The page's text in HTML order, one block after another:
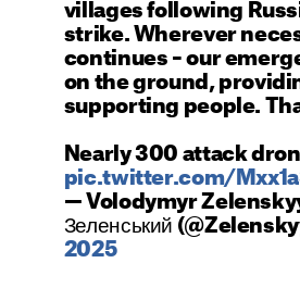
villages following
strike. Wherever
continues – our
on the ground,
supporting people.
Nearly 300 attack
pic.twitter.com/
— Volodymyr
Зеленський
2025